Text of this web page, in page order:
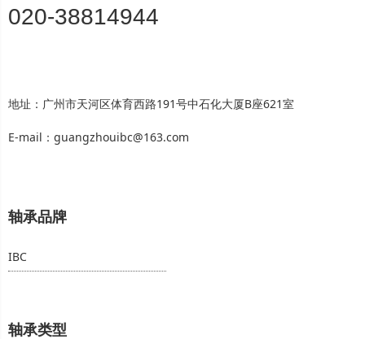
020-38814944
地址：广州市天河区体育西路191号中石化大厦B座621室
E-mail：guangzhouibc@163.com
轴承品牌
IBC
轴承类型